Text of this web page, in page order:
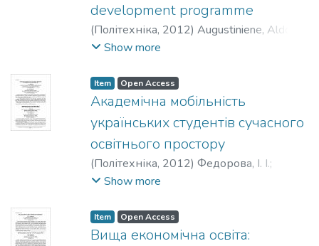
development programme
(Політехніка, 2012) Augustiniene, Aldona
Ciuciulkiene, Nijole
Show more
Item Open Access
Академічна мобільність
українських студентів сучасного
освітнього простору
(Політехніка, 2012) Федорова, І. І.;
Трофименко, Я. В.
Show more
Item Open Access
Вища економічна освіта: